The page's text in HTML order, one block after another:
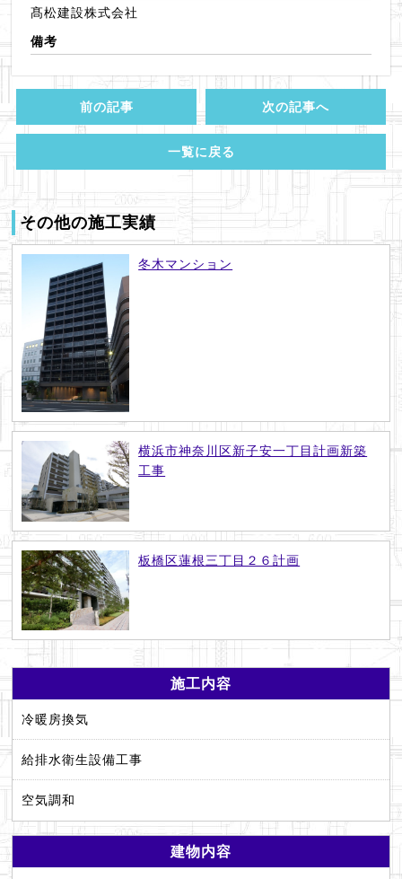
髙松建設株式会社
備考
前の記事 次の記事へ
一覧に戻る
その他の施工実績
冬木マンション
横浜市神奈川区新子安一丁目計画新築
工事
板橋区蓮根三丁目２６計画
施工内容
冷暖房換気
給排水衛生設備工事
空気調和
建物内容